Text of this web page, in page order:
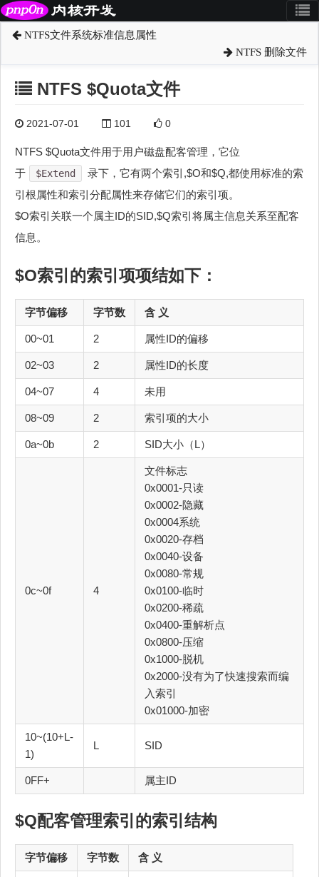
NTFS文件系统标准信息属性
NTFS 删除文件
NTFS $Quota文件
2021-07-01 101 0
NTFS $Quota文件用于用户磁盘配客管理，它位
于
$Extend
录下，它有两个索引,$O和$Q,都使用标准的索
引根属性和索引分配属性来存储它们的索引项。
$O索引关联一个属主ID的SID,$Q索引将属主信息关系至配客
信息。
$O索引的索引项项结如下：
字节偏移 字节数 含 义
00~01 2 属性ID的偏移
02~03 2 属性ID的长度
04~07 4 未用
08~09 2 索引项的大小
0a~0b 2 SID大小（L）
0c~0f 4
文件标志
0x0001-只读
0x0002-隐藏
0x0004系统
0x0020-存档
0x0040-设备
0x0080-常规
0x0100-临时
0x0200-稀疏
0x0400-重解析点
0x0800-压缩
0x1000-脱机
0x2000-没有为了快速搜索而编
入索引
0x01000-加密
10~(10+L-
1)
L SID
0FF+ 属主ID
$Q配客管理索引的索引结构
字节偏移 字节数 含 义